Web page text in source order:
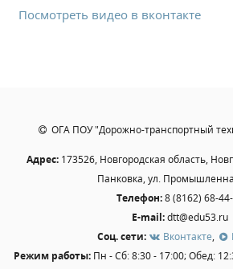
Посмотреть видео в вконтакте
ОГА ПОУ "Дорожно-транспортный
Адрес: 173526, Новгородская область,
Панковка, ул.
Телефон:8 (8162) 68-
E-mail:dtt@edu53.ru
Соц. сети:
Вконтакте,
Режим работы: Пн - Сб: 8:30 - 17:00; Обед: